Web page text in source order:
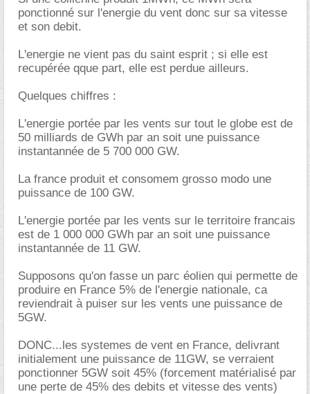
ponctionné sur l'energie du vent donc sur sa vitesse
et son debit.
L'energie ne vient pas du saint esprit ; si elle est
recupérée qque part, elle est perdue ailleurs.
Quelques chiffres :
L'energie portée par les vents sur tout le globe est de
50 milliards de GWh par an soit une puissance
instantannée de 5 700 000 GW.
La france produit et consomem grosso modo une
puissance de 100 GW.
L'energie portée par les vents sur le territoire francais
est de 1 000 000 GWh par an soit une puissance
instantannée de 11 GW.
Supposons qu'on fasse un parc éolien qui permette de
produire en France 5% de l'energie nationale, ca
reviendrait à puiser sur les vents une puissance de
5GW.
DONC...les systemes de vent en France, delivrant
initialement une puissance de 11GW, se verraient
ponctionner 5GW soit 45% (forcement matérialisé par
une perte de 45% des debits et vitesse des vents)